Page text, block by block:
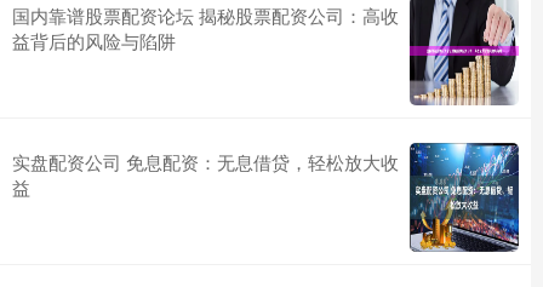
国内靠谱股票配资论坛 揭秘股票配资公司：高收
益背后的风险与陷阱
实盘配资公司 免息配资：无息借贷，轻松放大收
益